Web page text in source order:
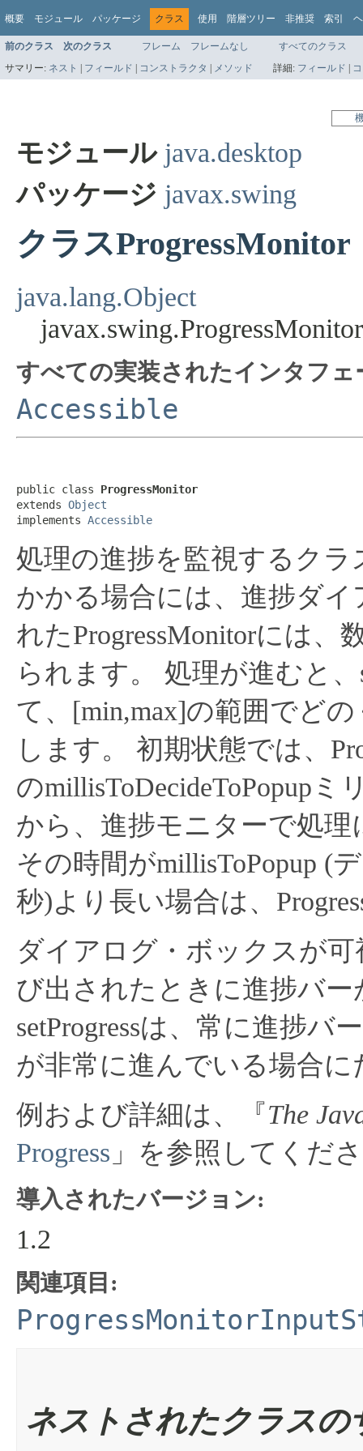
概要 モジュール パッケージ クラス 使用 階層ツリー 非推奨 索引
前のクラス 次のクラス フレーム フレームなし
すべてのクラス
サマリー: ネスト | フィールド | コンストラクタ | メソッド 詳細: フィールド |
モジュール java.desktop
パッケージ javax.swing
クラスProgressMonitor
java.lang.Object
javax.swing.ProgressMonitor
すべての実装されたインタフェ
Accessible
public class ProgressMonitor
extends Object
implements Accessible
処理の進捗を監視するクラ
かかる場合には、進捗ダ
れたProgressMonitorには
られます。
処理が進むと、
て、[min,max]の範囲でど
します。
初期状態では、
のmillisToDecideToPopup
から、進捗モニターで処
その時間がmillisToPopup (
秒)より長い場合は、
ダイアログ・ボックスが可
び出されたときに進捗バ
setProgressは、常に進捗
が非常に進んでいる場合
例および詳細は、『The
Progress 」を参照してくだ
導入されたバージョン:
1.2
関連項目:
ネストされたクラスの